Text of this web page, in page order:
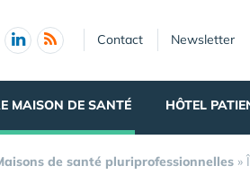
Contact Newsletter
MAISON DE SANTÉ HÔTEL
de santé pluriprofessionnelles »